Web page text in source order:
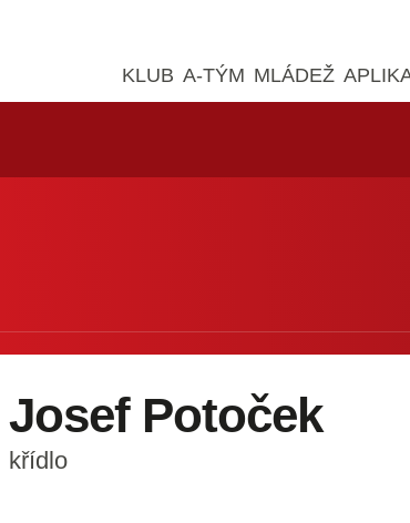
KLUB A-TÝM MLÁDEŽ
Josef Potoček
křídlo